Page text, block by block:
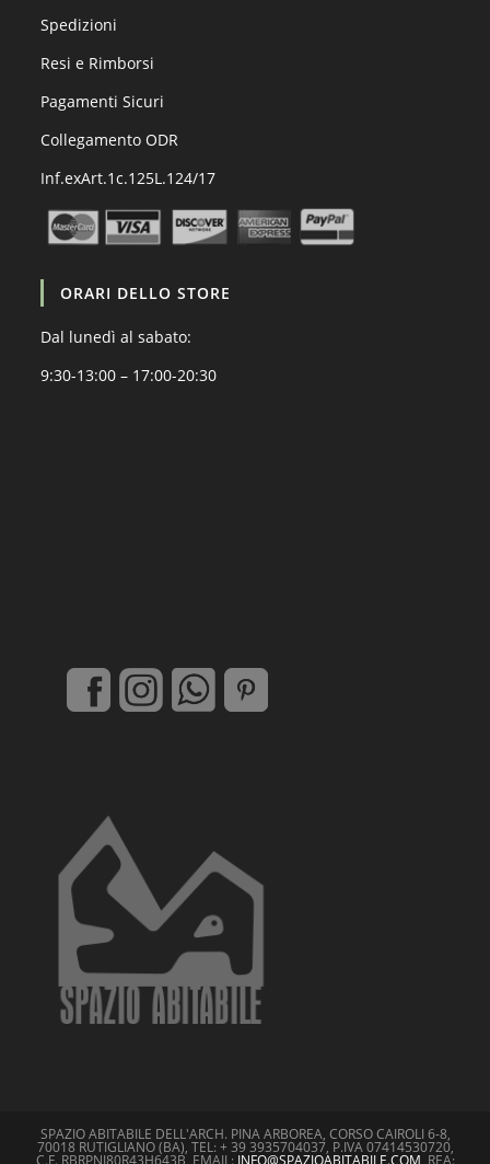
Spedizioni
Resi e Rimborsi
Pagamenti Sicuri
Collegamento ODR
Inf.exArt.1c.125L.124/17
ORARI DELLO STORE
Dal lunedì al sabato:
9:30-13:00 – 17:00-20:30
SPAZIO ABITABILE DELL'ARCH. PINA ARBOREA, CORSO CAIROLI 6-8,
70018 RUTIGLIANO (BA), TEL: + 39 3935704037, P.IVA 07414530720,
C.F. RBRPNI80R43H643B, EMAIL: INFO@SPAZIOABITABILE.COM , REA: